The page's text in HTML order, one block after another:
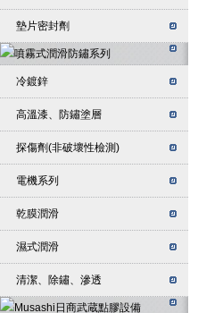
墊片密封劑
冷鍍鋅
高溫漆、防鏽塗層
探傷劑(非破壞性檢測)
電機系列
乾膜潤滑
濕式潤滑
清潔、除鏽、滲透